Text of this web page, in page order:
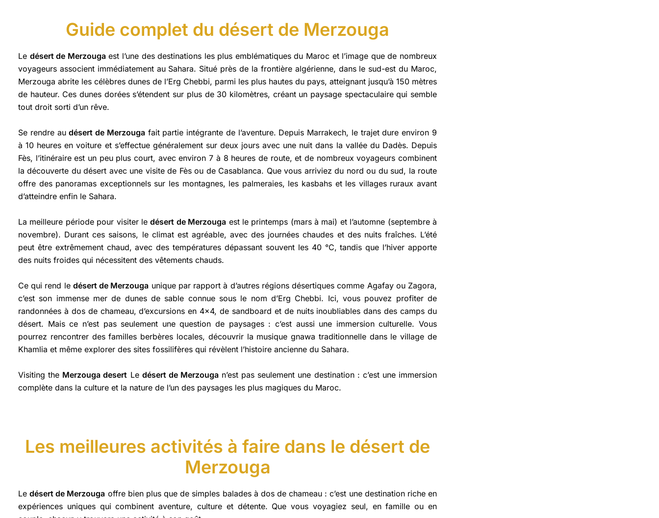
Guide complet du désert de Merzouga
Le désert de Merzougaest l’une des destinations les plus emblématiques du Maroc et l’image que de nombreux
voyageurs associent immédiatement au Sahara. Situé près de la frontière algérienne, dans le sud-est du Maroc,
Merzouga abrite les célèbres dunes de l’Erg Chebbi, parmi les plus hautes du pays, atteignant jusqu’à 150 mètres
de hauteur. Ces dunes dorées s’étendent sur plus de 30 kilomètres, créant un paysage spectaculaire qui semble
tout droit sorti d’un rêve.
Se rendre audésert de Merzougafait partie intégrante de l’aventure. Depuis Marrakech, le trajet dure environ 9
à 10 heures en voiture et s’effectue généralement sur deux jours avec une nuit dans la vallée du Dadès. Depuis
Fès, l’itinéraire est un peu plus court, avec environ 7 à 8 heures de route, et de nombreux voyageurs combinent
la découverte du désert avec une visite de Fès ou de Casablanca. Que vous arriviez du nord ou du sud, la route
offre des panoramas exceptionnels sur les montagnes, les palmeraies, les kasbahs et les villages ruraux avant
d’atteindre enfin le Sahara.
La meilleure période pour visiter ledésert de Merzouga est le printemps (mars à mai) et l’automne (septembre à
novembre). Durant ces saisons, le climat est agréable, avec des journées chaudes et des nuits fraîches. L’été
peut être extrêmement chaud, avec des températures dépassant souvent les 40 °C, tandis que l’hiver apporte
des nuits froides qui nécessitent des vêtements chauds.
Ce qui rend le désert de Merzouga unique par rapport à d’autres régions désertiques comme Agafay ou Zagora,
c’est son immense mer de dunes de sable connue sous le nom d’Erg Chebbi. Ici, vous pouvez profiter de
randonnées à dos de chameau, d’excursions en 4x4, de sandboard et de nuits inoubliables dans des camps du
désert. Mais ce n’est pas seulement une question de paysages : c’est aussi une immersion culturelle. Vous
pourrez rencontrer des familles berbères locales, découvrir la musique gnawa traditionnelle dans le village de
Khamlia et même explorer des sites fossilifères qui révèlent l’histoire ancienne du Sahara.
Visiting the Merzouga desert Le désert de Merzougan’est pas seulement une destination : c’est une immersion
complète dans la culture et la nature de l’un des paysages les plus magiques du Maroc.
Les meilleures activités à faire dans le désert de
Merzouga
Ledésert de Merzouga offre bien plus que de simples balades à dos de chameau : c’est une destination riche en
expériences uniques qui combinent aventure, culture et détente. Que vous voyagiez seul, en famille ou en